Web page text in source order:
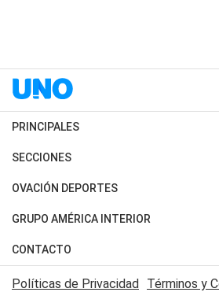
PRINCIPALES
Últimas Noticias
Política
Judiciales
Economia
SECCIONES
Horóscopo
Motores
Trucos caseros
Series y Películas
OVACIÓN DEPORTES
Fútbol
Mundial
Automovilismo
GRUPO AMÉRICA INTERIOR
Canal 7 en Vivo
CONTACTO
Acerca de Nosotros
Políticas de Privacidad Términos y